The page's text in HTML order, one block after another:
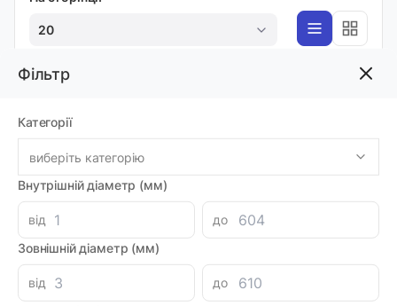
Фільтр
Категорії
виберіть категорію
Внутрішній діаметр (мм)
від
до
Зовнішній діаметр (мм)
від
до
20
Кришка SA080-COP-O-S4V